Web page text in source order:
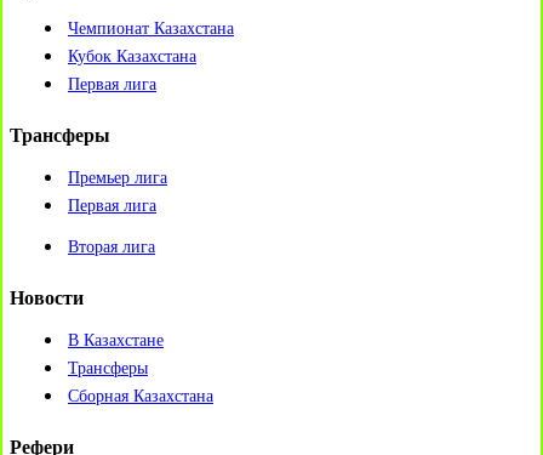
Чемпионат Казахстана
Кубок Казахстана
Первая лига
Трансферы
Премьер лига
Первая лига
Вторая лига
Новости
В Казахстане
Трансферы
Сборная Казахстана
Рефери